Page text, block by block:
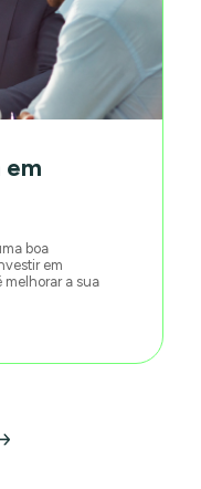
em
boa
em
a sua